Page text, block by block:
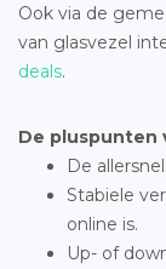
Ook via de
van glasvezel
deals.
De pluspunten
De
Stabiele
online is.
Up- of